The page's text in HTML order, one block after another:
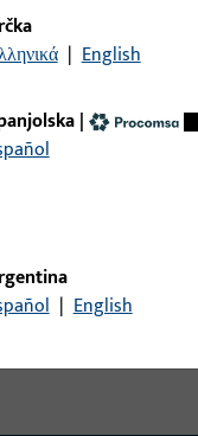
UNI-JET D
| English
|
| English